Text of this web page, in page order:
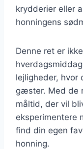
krydderier eller
honningens
Denne ret er
lejligheder, hvor
gæster. Med de
måltid, der vil
eksperimentere
find din egen
honning.